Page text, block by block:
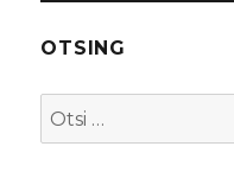
OTSING
Otsi: